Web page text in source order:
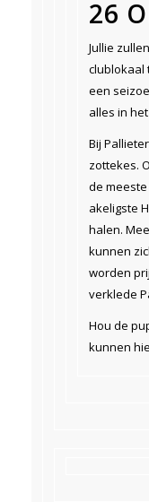
26
Jullie
clublokaal
een
alles in het
Bij
zottekes.
de
akeligste
halen.
kunnen
worden
verklede
Hou de
kunnen